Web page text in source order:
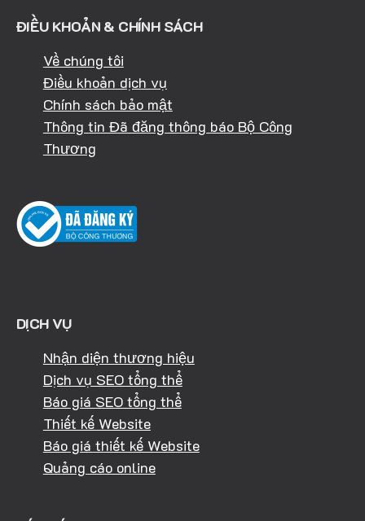
ĐIỀU KHOẢN & CHÍNH SÁCH
Về chúng tôi
Điều khoản dịch vụ
Chính sách bảo mật
Thông tin Đã đăng thông báo Bộ Công
Thương
DỊCH VỤ
Nhận diện thương hiệu
Dịch vụ SEO tổng thể
Báo giá SEO tổng thể
Thiết kế Website
Báo giá thiết kế Website
Quảng cáo online